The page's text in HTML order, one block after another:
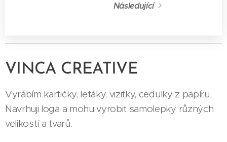
Následující
VINCA CREATIVE
Vyrábím kartičky, letáky, vizitky, cedulky z papíru.
Navrhuji loga a mohu vyrobit samolepky různých
velikostí a tvarů.